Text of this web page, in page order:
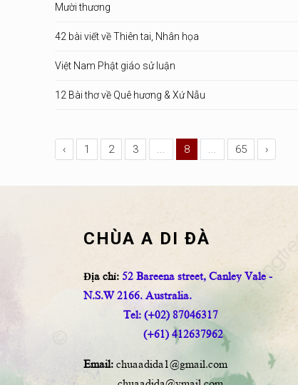
Mười thương
42 bài viết về Thiên tai, Nhân họa
Việt Nam Phật giáo sử luận
12 Bài thơ về Quê hương & Xứ Nẫu
‹ 1 2 3 ... 8 ... 65 ›
CHÙA A DI ĐÀ
Địa chỉ: 52 Bareena street, Canley Vale -
N.S.W 2166. Australia.
Tel: (+02) 87046317
(+61) 412637962
Email: chuaadida1@gmail.com